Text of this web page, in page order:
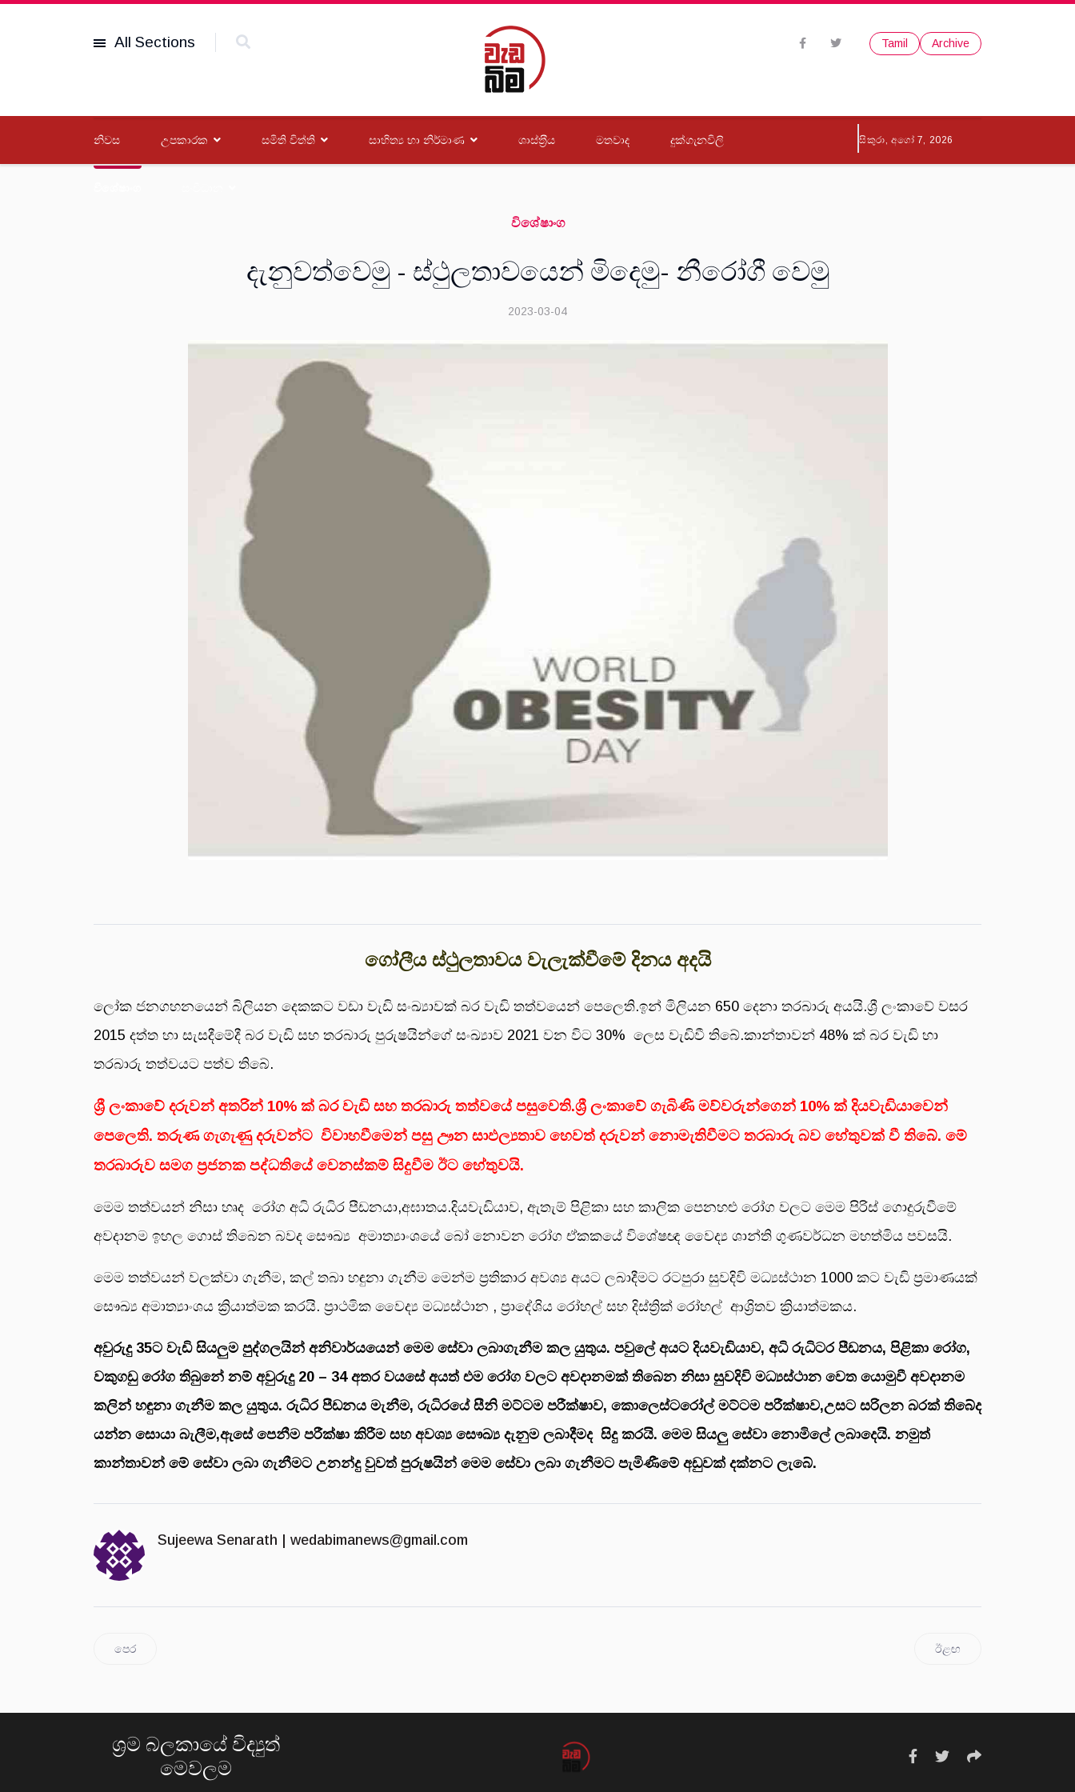
All Sections Tamil Archive
නිවස උපකාරක සමිති විත්ති සාහිත්‍ය හා නිර්මාණ ශාස්ත‍්‍රීය මතවාද දුක්ගැනවිලි සිකුරා, අගෝ 7, 2026
විශේෂාංග
දැනුවත්වෙමු - ස්ථුලතාවයෙන් මිදෙමු- නීරෝගී වෙමු
2023-03-04
ගෝලීය ස්ථුලතාවය වැලැක්වීමේ දිනය අදයි
ලෝක ජනගහනයෙන් බිලියන දෙකකට වඩා වැඩි සංඛ්‍යාවක් බර වැඩි තත්වයෙන් පෙලෙති.ඉන් මිලියන 650 දෙනා තරබාරු අයයි.ශ්‍රී ලංකාවේ වසර
2015 දත්ත හා සැසදීමේදී බර වැඩි සහ තරබාරු පුරුෂයින්ගේ සංඛ්‍යාව 2021 වන විට 30% ලෙස වැඩිවී තිබේ.කාන්තාවන් 48% ක් බර වැඩි හා
තරබාරු තත්වයට පත්ව තිබේ.
ශ්‍රී ලංකාවේ දරුවන් අතරින් 10% ක් බර වැඩි සහ තරබාරු තත්වයේ පසුවෙති.ශ්‍රී ලංකාවේ ගැබිණි මව්වරුන්ගෙන් 10% ක් දියවැඩියාවෙන්
පෙලෙති. තරුණ ගැගැණු දරුවන්ට විවාහවීමෙන් පසු ඌන සාඵල්‍යතාව හෙවත් දරුවන් නොමැතිවීමට තරබාරු බව හේතුවක් වී තිබේ. මේ
තරබාරුව සමග ප්‍රජනක පද්ධතියේ වෙනස්කම් සිදුවීම ඊට හේතුවයි.
මෙම තත්වයන් නිසා හෘද රෝග අධි රුධිර පීඩනයා,අඝාතය.දියවැඩියාව, ඇතැම් පිළිකා සහ කාලික පෙනහළු රෝග වලට මෙම පිරිස් ගොදුරුවීමේ
අවදානම ඉහල ගොස් තිබෙන බවද සෞඛ්‍ය අමාත්‍යාංශයේ බෝ නොවන රෝග ඒකකයේ විශේෂඥ වෛද්‍ය ශාන්ති ගුණවර්ධන මහත්මිය පවසයි.
මෙම තත්වයන් වලක්වා ගැනීම, කල් තබා හඳුනා ගැනීම මෙන්ම ප්‍රතිකාර අවශ්‍ය අයට ලබාදීමට රටපුරා සුවදිවි මධ්‍යස්ථාන 1000 කට වැඩි ප්‍රමාණයක්
සෞඛ්‍ය අමාත්‍යාංශය ක්‍රියාත්මක කරයි. ප්‍රාථමික වෛද්‍ය මධ්‍යස්ථාන , ප්‍රාදේශිය රෝහල් සහ දිස්ත්‍රික් රෝහල් ආශ්‍රිතව ක්‍රියාත්මකය.
අවුරුදු 35ට වැඩි සියලුම පුද්ගලයින් අනිවාර්යයෙන් මෙම සේවා ලබාගැනීම කල යුතුය. පවුලේ අයට දියවැඩියාව, අධි රුධිටර පීඩනය, පිළිකා රෝග,
වකුගඩු රෝග තිබුනේ නම් අවුරුදු 20 – 34 අතර වයසේ අයත් එම රෝග වලට අවදානමක් තිබෙන නිසා සුවදිවි මධ්‍යස්ථාන වෙත යොමුවී අවදානම
කලින් හඳුනා ගැනීම කල යුතුය. රුධිර පීඩනය මැනීම, රුධිරයේ සීනි මට්ටම පරීක්ෂාව, කොලෙස්ටරෝල් මට්ටම පරීක්ෂාව,උසට සරිලන බරක් තිබේද
යන්න සොයා බැලීම,ඇසේ පෙනීම පරීක්ෂා කිරීම සහ අවශ්‍ය සෞඛ්‍ය දැනුම ලබාදීමද සිදු කරයි. මෙම සියලු සේවා නොමිලේ ලබාදෙයි. නමුත්
කාන්තාවන් මේ සේවා ලබා ගැනීමට උනන්දු වුවත් පුරුෂයින් මෙම සේවා ලබා ගැනීමට පැමිණීමේ අඩුවක් දක්නට ලැබේ.
Sujeewa Senarath | wedabimanews@gmail.com
පෙර ඊළඟ
ශ්‍රම බලකායේ විද්‍යුත්
මෙවලම